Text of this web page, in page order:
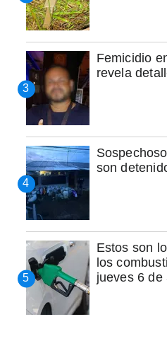
Femicidio
revela
son
Estos son
los
jueves 6 de